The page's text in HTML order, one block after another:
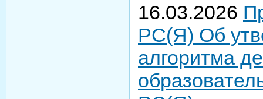
16.03.2026
РС(Я) Об
алгоритма